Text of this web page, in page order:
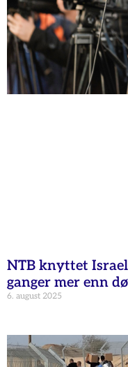
NTB knyttet
ganger mer enn
6. august 2025